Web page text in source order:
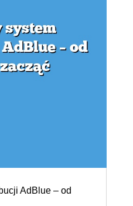
AdBlue – od